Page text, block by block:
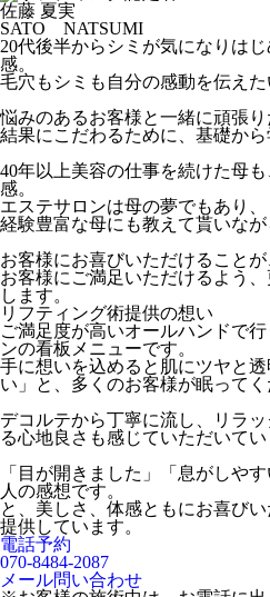
佐藤 夏実
SATO NATSUMI
20代後半からシミが気になりは
感。
毛穴もシミも自分の感動を伝えた
悩みのあるお客様と一緒に頑張り
結果にこだわるために、基礎から
40年以上美容の仕事を続けた母
感。
エステサロンは母の夢でもあり、
経験豊富な母にも教えて貰いなが
お客様にお喜びいただけることが
お客様にご満足いただけるよう
します。
リフティング術提供の想い
ご満足度が高いオールハンドで
ンの看板メニューです。
手に想いを込めると肌にツヤと
い」と、多くのお客様が眠ってく
デコルテから丁寧に流し、リラ
る心地良さも感じていただいてい
「目が開きました」「息がしや
人の感想です。
と、美しさ、体感ともにお喜び
提供しています。
電話予約
070-8484-2087
メール問い合わせ